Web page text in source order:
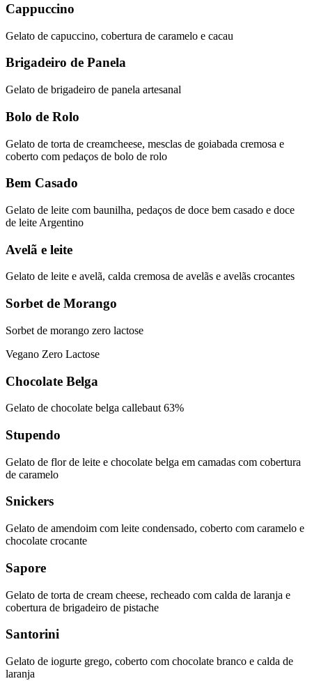
Cappuccino
Gelato de capuccino, cobertura de caramelo e cacau
Brigadeiro de Panela
Gelato de brigadeiro de panela artesanal
Bolo de Rolo
Gelato de torta de creamcheese, mesclas de goiabada cremosa e
coberto com pedaços de bolo de rolo
Bem Casado
Gelato de leite com baunilha, pedaços de doce bem casado e doce
de leite Argentino
Avelã e leite
Gelato de leite e avelã, calda cremosa de avelãs e avelãs crocantes
Sorbet de Morango
Sorbet de morango zero lactose
Vegano Zero Lactose
Chocolate Belga
Gelato de chocolate belga callebaut 63%
Stupendo
Gelato de flor de leite e chocolate belga em camadas com cobertura
de caramelo
Snickers
Gelato de amendoim com leite condensado, coberto com caramelo e
chocolate crocante
Sapore
Gelato de torta de cream cheese, recheado com calda de laranja e
cobertura de brigadeiro de pistache
Santorini
Gelato de iogurte grego, coberto com chocolate branco e calda de
laranja